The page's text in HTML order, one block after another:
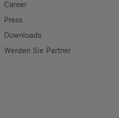
Career
Press
Downloads
Werden Sie Partner